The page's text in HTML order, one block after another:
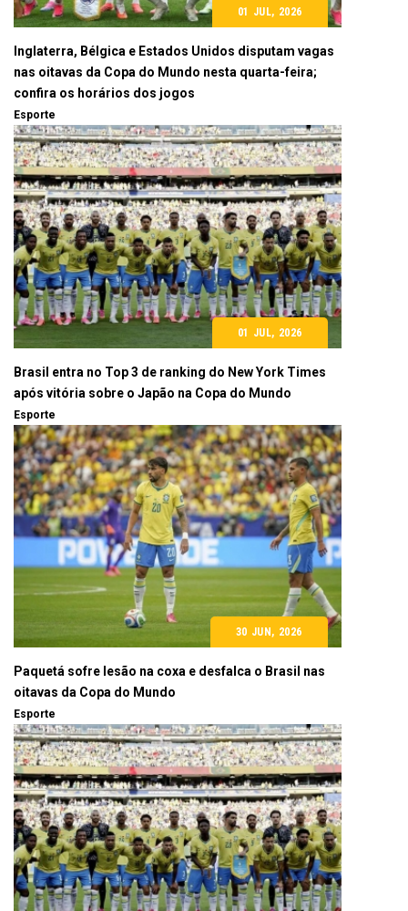
01 JUL, 2026
Inglaterra, Bélgica e Estados Unidos disputam vagas
nas oitavas da Copa do Mundo nesta quarta-feira;
confira os horários dos jogos
Esporte
01 JUL, 2026
Brasil entra no Top 3 de ranking do New York Times
após vitória sobre o Japão na Copa do Mundo
Esporte
30 JUN, 2026
Paquetá sofre lesão na coxa e desfalca o Brasil nas
oitavas da Copa do Mundo
Esporte